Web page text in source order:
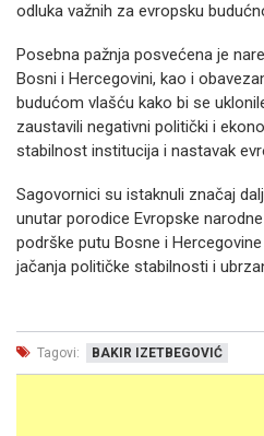
odluka važnih za evropsku
Posebna pažnja posvećena je
Bosni i Hercegovini, kao i
budućom vlašću kako bi se
zaustavili negativni politički i
stabilnost institucija i nastavak
Sagovornici su istaknuli značaj
unutar porodice Evropske
podrške putu Bosne i
jačanja političke stabilnosti i
Tagovi: BAKIR IZETBEGOVIĆ